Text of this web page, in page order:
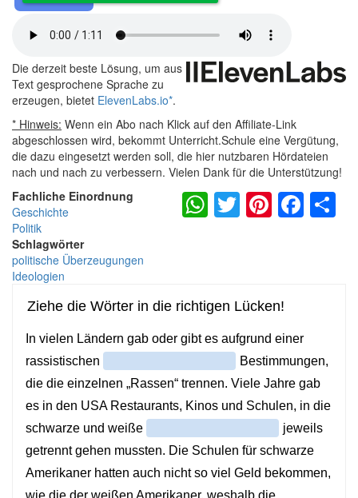
Die derzeit beste Lösung, um aus
Text gesprochene Sprache zu
erzeugen, bietet ElevenLabs.io*.
* Hinweis: Wenn ein Abo nach Klick auf den Affiliate-Link
abgeschlossen wird, bekommt Unterricht.Schule eine Vergütung,
die dazu eingesetzt werden soll, die hier nutzbaren Hördateien
nach und nach zu verbessern. Vielen Dank für die Unterstützung!
Fachliche Einordnung
Geschichte
Politik
Schlagwörter
politische Überzeugungen
Ideologien
WhatsApp
Twitter